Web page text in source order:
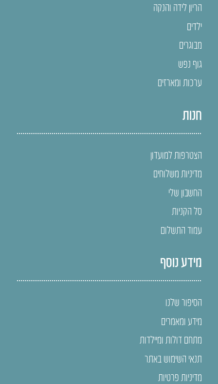
הריון לידה והנקה
ילדים
מבוגרים
גוף נפש
ערכות ומארזים
חנות
הצטרפות למועדון
מדיניות משלוחים
החשבון שלי
סל הקניות
עמוד התשלום
מידע נוסף
הסיפור שלנו
מידע ומאמרים
מתחם דולות ומיילדות
תנאי השימוש באתר
מדיניות פרטיות